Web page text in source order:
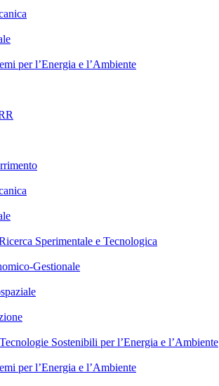
per l’Energia e l’Ambiente
Sperimentale e Tecnologica
Gestionale
Sostenibili per l’Energia e l’Ambiente
per l’Energia e l’Ambiente